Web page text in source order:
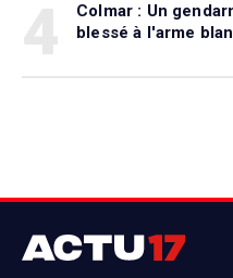
Colmar : Un
blessé à l'arme